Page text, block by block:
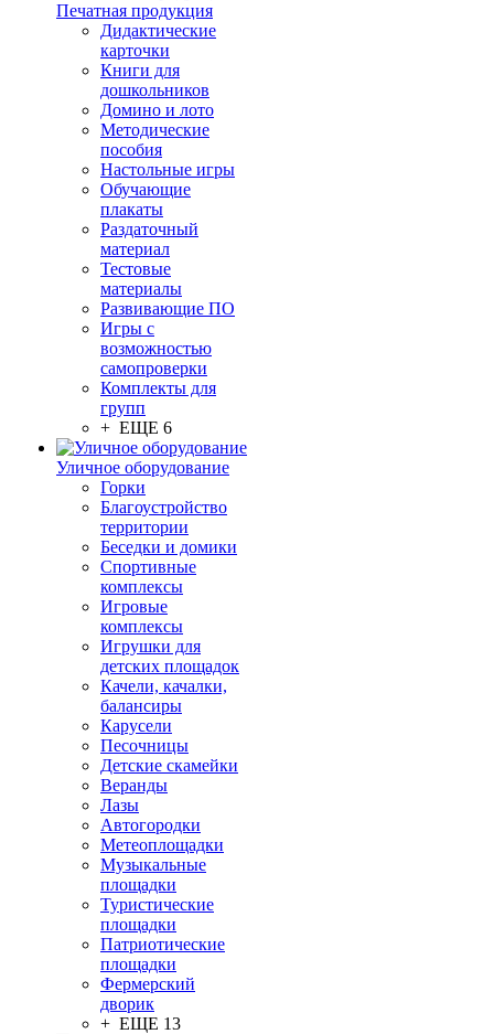
Печатная продукция
Дидактические
карточки
Книги для
дошкольников
Домино и лото
Методические
пособия
Настольные игры
Обучающие
плакаты
Раздаточный
материал
Тестовые
материалы
Развивающие ПО
Игры с
возможностью
самопроверки
Комплекты для
групп
+ ЕЩЕ 6
Уличное оборудование
Горки
Благоустройство
территории
Беседки и домики
Спортивные
комплексы
Игровые
комплексы
Игрушки для
детских площадок
Качели, качалки,
балансиры
Карусели
Песочницы
Детские скамейки
Веранды
Лазы
Автогородки
Метеоплощадки
Музыкальные
площадки
Туристические
площадки
Патриотические
площадки
Фермерский
дворик
+ ЕЩЕ 13